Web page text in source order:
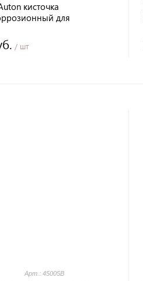
кисточка
для
/ шт
Арт.: 45005B